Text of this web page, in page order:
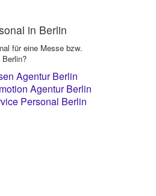
in Berlin
für eine Messe bzw.
Agentur Berlin
Agentur Berlin
Personal Berlin